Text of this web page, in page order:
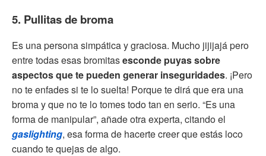
5. Pullitas de broma
Es una persona simpática y graciosa. Mucho jijijajá pero
entre todas esas bromitasesconde puyas sobre
aspectos que te pueden generar inseguridades. ¡Pero
no te enfades si te lo suelta! Porque te dirá que era una
broma y que no te lo tomes todo tan en serio. “Es una
forma de manipular”, añade otra experta, citando el
gaslighting, esa forma de hacerte creer que estás loco
cuando te quejas de algo.